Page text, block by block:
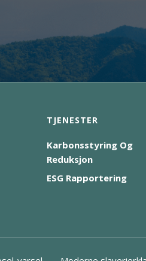
TJENESTER
Karbonsstyring Og
Reduksjon
ESG Rapportering